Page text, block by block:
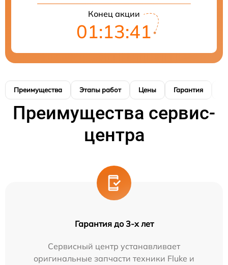
Конец акции
01:13:40
Преимущества Этапы работ Цены Гарантия
Преимущества сервис-
центра
Гарантия до 3-х лет
Сервисный центр устанавливает
оригинальные запчасти техники Fluke и